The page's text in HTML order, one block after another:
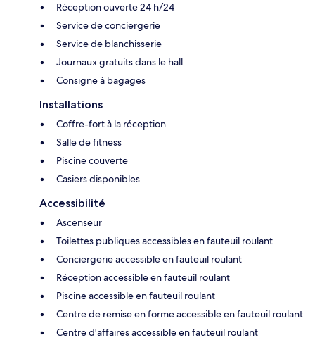
Réception ouverte 24 h/24
Service de conciergerie
Service de blanchisserie
Journaux gratuits dans le hall
Consigne à bagages
Installations
Coffre-fort à la réception
Salle de fitness
Piscine couverte
Casiers disponibles
Accessibilité
Ascenseur
Toilettes publiques accessibles en fauteuil roulant
Conciergerie accessible en fauteuil roulant
Réception accessible en fauteuil roulant
Piscine accessible en fauteuil roulant
Centre de remise en forme accessible en fauteuil roulant
Centre d'affaires accessible en fauteuil roulant